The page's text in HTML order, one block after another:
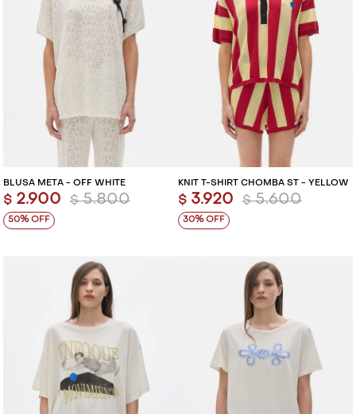
BLUSA META - OFF WHITE
$ 2.900 $ 5.800
50
KNIT T-SHIRT CHOMBA ST - YELLOW
$ 3.920 $ 5.600
30